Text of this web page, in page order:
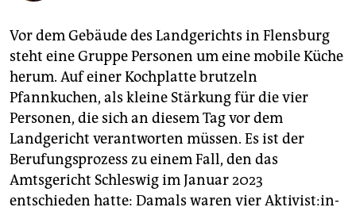
abo
genossenschaft
epaper login
Vor dem Gebäude des Landgerichts in Flensburg
steht eine Gruppe Personen um eine mobile Küche
herum. Auf einer Kochplatte brutzeln
Pfannkuchen, als kleine Stärkung für die vier
Personen, die sich an diesem Tag vor dem
Landgericht verantworten müssen. Es ist der
Berufungsprozess zu einem Fall, den das
Amtsgericht Schleswig im Januar 2023
entschieden hatte: Damals waren vier Ak­ti­vis­t:in­